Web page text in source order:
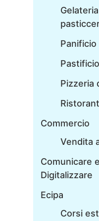
Panificio
Pastificio
Pizzeria
Commercio
Vendita
Comunicare e
Digitalizzare
Ecipa
Corsi